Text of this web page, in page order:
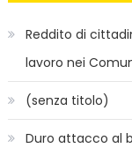
Reddito di
lavoro nei
(senza titolo)
Duro attacco al